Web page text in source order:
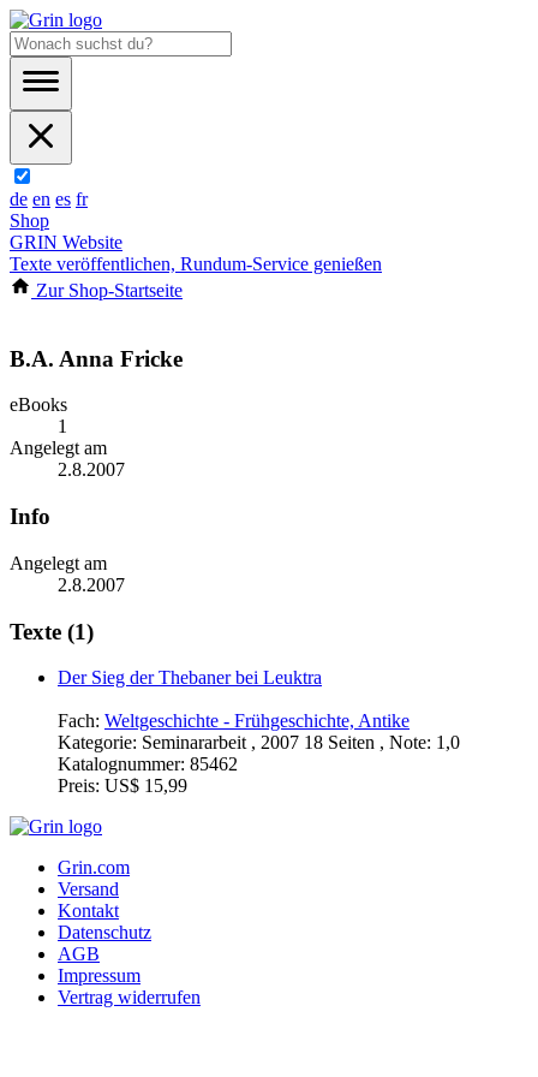
de en es fr
Shop
GRIN Website
Texte veröffentlichen, Rundum-Service genießen
Zur Shop-Startseite
B.A. Anna Fricke
eBooks
1
Angelegt am
2.8.2007
Info
Angelegt am
2.8.2007
Texte (1)
Der Sieg der Thebaner bei Leuktra
Fach: Weltgeschichte - Frühgeschichte, Antike
Kategorie: Seminararbeit , 2007 18 Seiten , Note: 1,0
Katalognummer: 85462
Preis: US$ 15,99
Grin.com
Versand
Kontakt
Datenschutz
AGB
Impressum
Vertrag widerrufen